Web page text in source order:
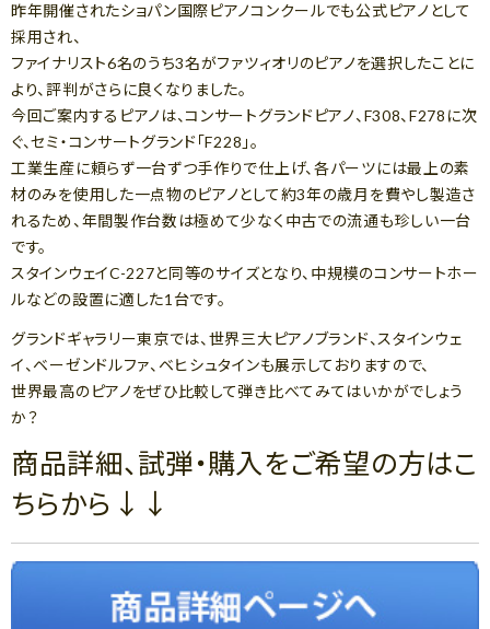
昨年開催されたショパン国際ピアノコンクールでも公式ピアノとして
採用され、
ファイナリスト6名のうち3名がファツィオリのピアノを選択したことに
より、評判がさらに良くなりました。
今回ご案内するピアノは、コンサートグランドピアノ、F308、F278に次
ぐ、セミ・コンサートグランド「F228」。
工業生産に頼らず一台ずつ手作りで仕上げ、各パーツには最上の素
材のみを使用した一点物のピアノとして約3年の歳月を費やし製造さ
れるため、年間製作台数は極めて少なく中古での流通も珍しい一台
です。
スタインウェイC-227と同等のサイズとなり、中規模のコンサートホー
ルなどの設置に適した1台です。
グランドギャラリー東京では、世界三大ピアノブランド、スタインウェ
イ、ベーゼンドルファ、ベヒシュタインも展示しておりますので、
世界最高のピアノをぜひ比較して弾き比べてみてはいかがでしょう
か？
商品詳細、試弾・購入をご希望の方はこ
ちらから↓↓